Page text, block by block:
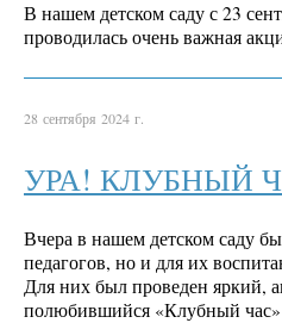
В нашем детском саду с 23
проводилась очень важная
28 сентября 2024 г.
УРА! КЛУБНЫЙ
Вчера в нашем детском саду
педагогов, но и для их
Для них был проведен яркий,
полюбившийся «Клубный час»